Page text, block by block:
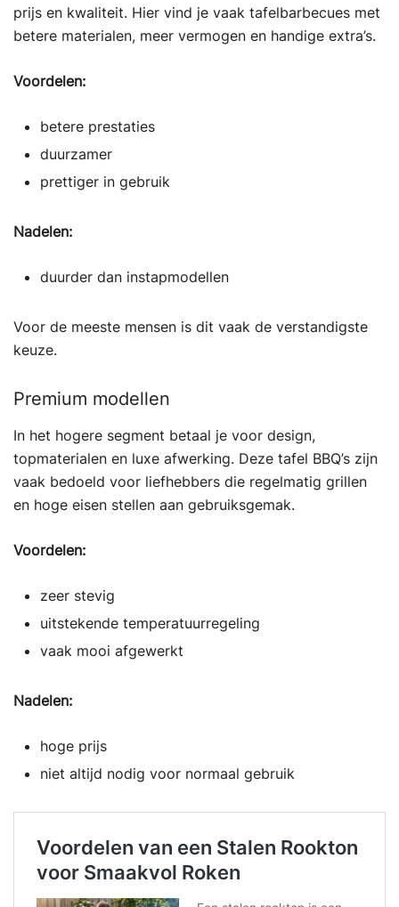
prijs en kwaliteit. Hier vind je vaak tafelbarbecues met
betere materialen, meer vermogen en handige extra’s.
Voordelen:
betere prestaties
duurzamer
prettiger in gebruik
Nadelen:
duurder dan instapmodellen
Voor de meeste mensen is dit vaak de verstandigste
keuze.
Premium modellen
In het hogere segment betaal je voor design,
topmaterialen en luxe afwerking. Deze tafel BBQ’s zijn
vaak bedoeld voor liefhebbers die regelmatig grillen
en hoge eisen stellen aan gebruiksgemak.
Voordelen:
zeer stevig
uitstekende temperatuurregeling
vaak mooi afgewerkt
Nadelen:
hoge prijs
niet altijd nodig voor normaal gebruik